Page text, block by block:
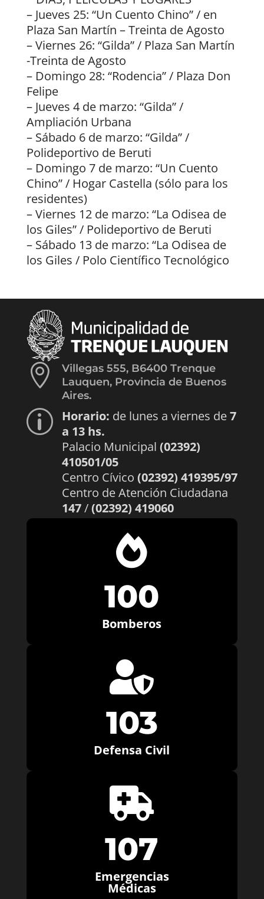
– Jueves 25: “Un Cuento Chino” / en
Plaza San Martín – Treinta de Agosto
– Viernes 26: “Gilda” / Plaza San Martín
-Treinta de Agosto
– Domingo 28: “Rodencia” / Plaza Don
Felipe
– Jueves 4 de marzo: “Gilda” /
Ampliación Urbana
– Sábado 6 de marzo: “Gilda” /
Polideportivo de Beruti
– Domingo 7 de marzo: “Un Cuento
Chino” / Hogar Castella (sólo para los
residentes)
– Viernes 12 de marzo: “La Odisea de
los Giles” / Polideportivo de Beruti
– Sábado 13 de marzo: “La Odisea de
los Giles / Polo Científico Tecnológico

Villegas 555, B6400 Trenque
Lauquen, Provincia de Buenos
Aires.
p Horario: de lunes a viernes de7
a 13 hs.
Palacio Municipal (02392)
410501/05
Centro Cívico (02392) 419395/97
Centro de Atención Ciudadana
147/(02392) 419060

100
Bomberos

103
Defensa Civil

107
Emergencias
Médicas